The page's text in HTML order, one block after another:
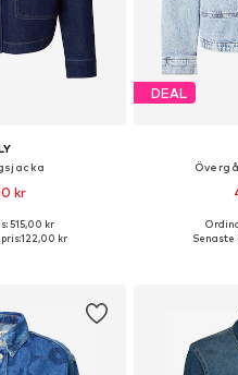
kr
+ 2
XS, S, M, L, XL
515,00 kr
122,00 kr
DEAL
Tillgängliga
Senaste